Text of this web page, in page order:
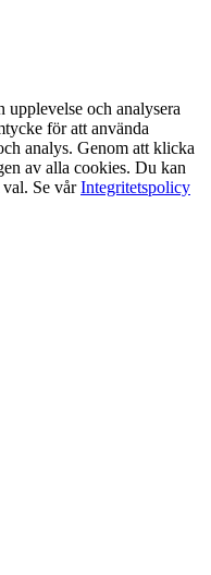
och analysera
för att använda
analys. Genom att klicka
av alla cookies. Du kan
Se vårIntegritetspolicy